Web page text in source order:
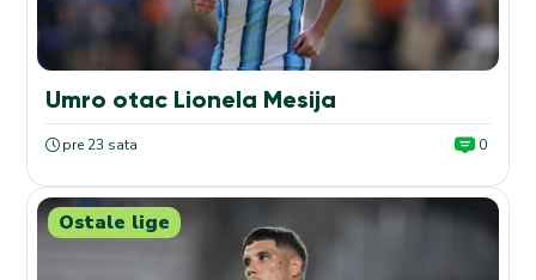
Umro otac Lionela Mesija
pre 23 sata 0
Ostale lige